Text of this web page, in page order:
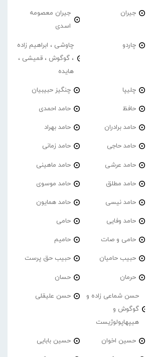
جیران
جیران معصومه
اسدی
چاردو
چاوشی ، ابراهیم زاده
، گوگوش ، قمیشی ،
هایده
چلیپا چنگیز حبیبیان
حافظ حامد احمدی
حامد برادران حامد بهراد
حامد حاجی حامد زمانی
حامد عرشی حامد ماهینی
حامد مطلق حامد موسوی
حامد نیسی حامد همایون
حامد وفایی حامی
حامی و صات حامیم
حبیب حامیان حبیب حق پرست
حرمان حسان
حسن شماعی زاده و
گوگوش و
هیپهاپولوژیست
حسن علیقلی
حسین اخوان حسین بابایی